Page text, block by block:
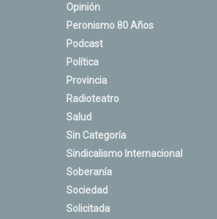
Opinión
Peronismo 80 Años
Podcast
Política
Provincia
Radioteatro
Salud
Sin Categoría
Sindicalismo Internacional
Soberanía
Sociedad
Solicitada